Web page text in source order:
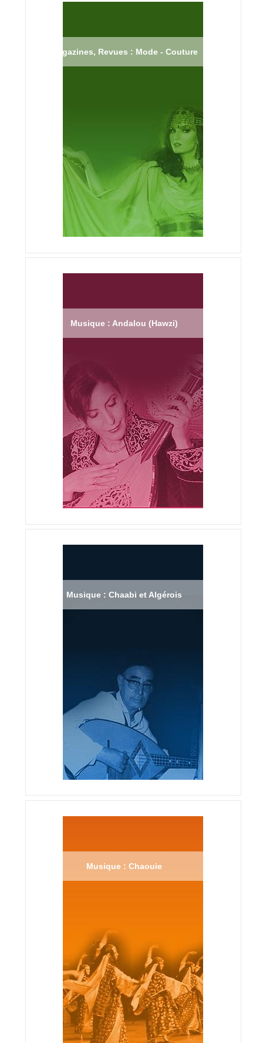
Magazines, Revues : Mode - Couture
Musique : Andalou (Hawzi)
Musique : Chaabi et Algérois
Musique : Chaouie